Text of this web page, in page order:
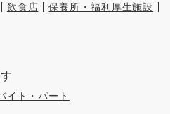
飲食店
保養所・福利厚生施設
イト・パート